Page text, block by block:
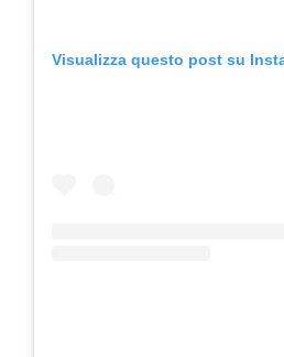
Visualizza questo post su